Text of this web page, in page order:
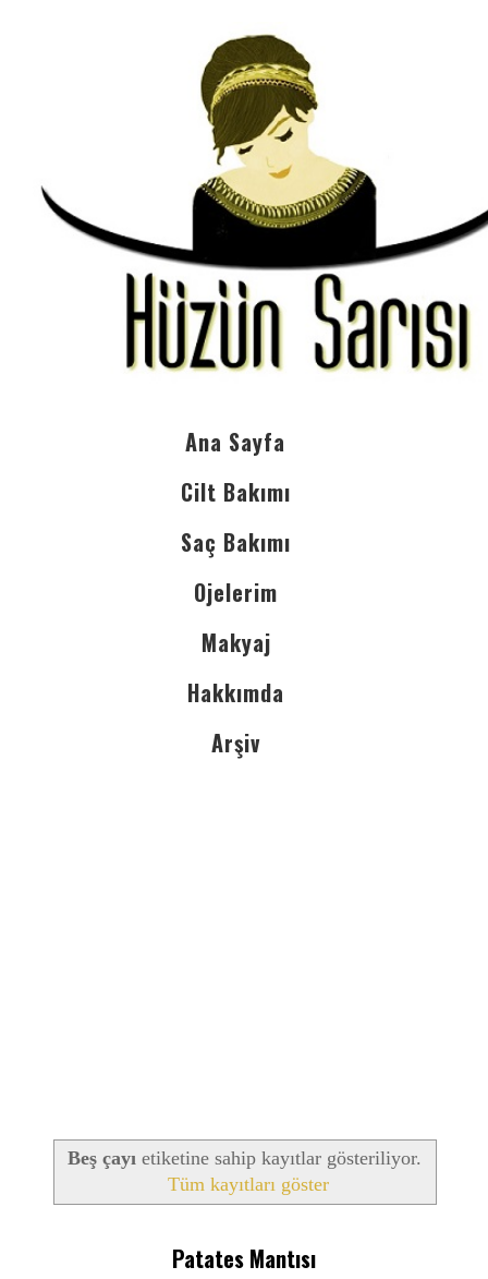
Ana Sayfa
Cilt Bakımı
Saç Bakımı
Ojelerim
Makyaj
Hakkımda
Arşiv
Beş çayı etiketine sahip kayıtlar gösteriliyor.
Tüm kayıtları göster
Patates Mantısı